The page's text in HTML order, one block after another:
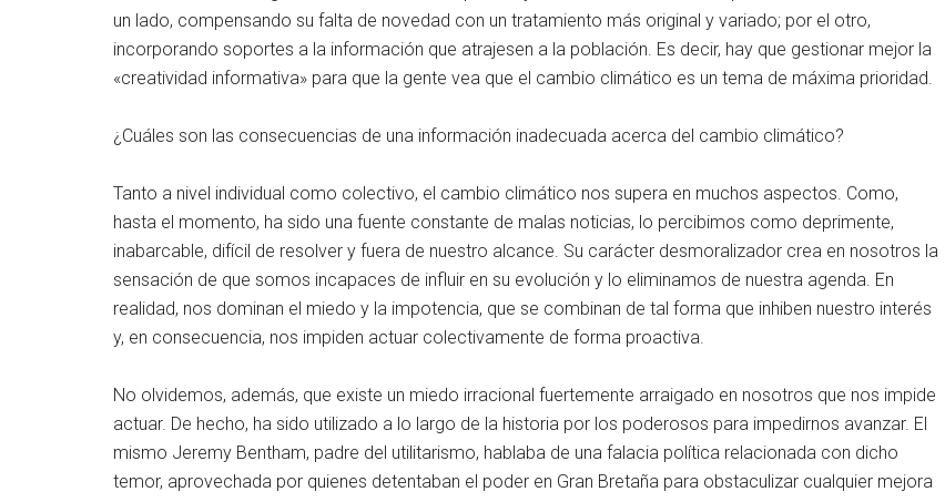
un lado, compensando su falta de novedad con un tratamiento más original y variado; por el otro,
incorporando soportes a la información que atrajesen a la población. Es decir, hay que gestionar mejor la
«creatividad informativa» para que la gente vea que el cambio climático es un tema de máxima prioridad.
¿Cuáles son las consecuencias de una información inadecuada acerca del cambio climático?
Tanto a nivel individual como colectivo, el cambio climático nos supera en muchos aspectos. Como,
hasta el momento, ha sido una fuente constante de malas noticias, lo percibimos como deprimente,
inabarcable, difícil de resolver y fuera de nuestro alcance. Su carácter desmoralizador crea en nosotros la
sensación de que somos incapaces de influir en su evolución y lo eliminamos de nuestra agenda. En
realidad, nos dominan el miedo y la impotencia, que se combinan de tal forma que inhiben nuestro interés
y, en consecuencia, nos impiden actuar colectivamente de forma proactiva.
No olvidemos, además, que existe un miedo irracional fuertemente arraigado en nosotros que nos impide
actuar. De hecho, ha sido utilizado a lo largo de la historia por los poderosos para impedirnos avanzar. El
mismo Jeremy Bentham, padre del utilitarismo, hablaba de una falacia política relacionada con dicho
temor, aprovechada por quienes detentaban el poder en Gran Bretaña para obstaculizar cualquier mejora